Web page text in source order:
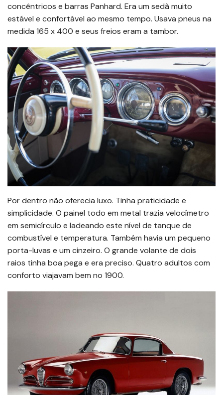
concêntricos e barras Panhard. Era um sedã muito
estável e confortável ao mesmo tempo. Usava pneus na
medida 165 x 400 e seus freios eram a tambor.
Por dentro não oferecia luxo. Tinha praticidade e
simplicidade. O painel todo em metal trazia velocímetro
em semicírculo e ladeando este nível de tanque de
combustível e temperatura. Também havia um pequeno
porta-luvas e um cinzeiro. O grande volante de dois
raios tinha boa pega e era preciso. Quatro adultos com
conforto viajavam bem no 1900.